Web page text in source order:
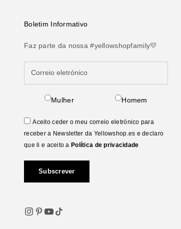
Boletim Informativo
Faz parte da nossa #yellowshopfamily💛
Mulher Homem
Aceito ceder o meu correio eletrónico para
receber a Newsletter da Yellowshop.es e declaro
que li e aceito aPolítica de privacidade
Subscrever